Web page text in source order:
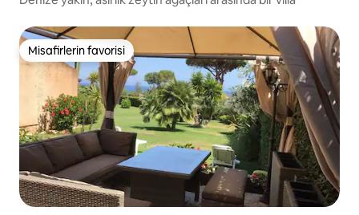
Misafirlerin favorisi
Misafirlerin favorisi